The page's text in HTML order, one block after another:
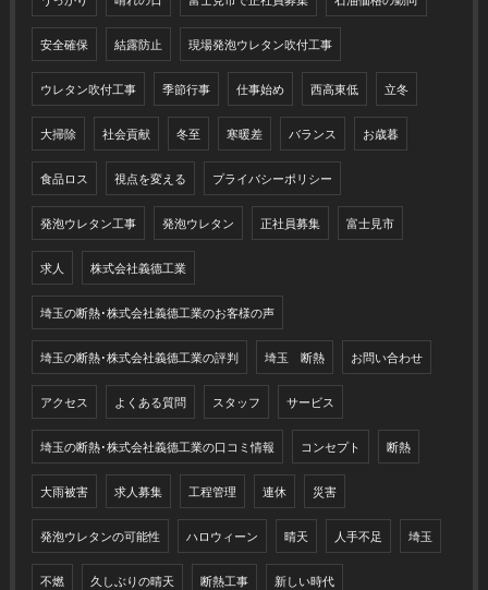
安全確保 結露防止 現場発泡ウレタン吹付工事
ウレタン吹付工事 季節行事 仕事始め 西高東低 立冬
大掃除 社会貢献 冬至 寒暖差 バランス お歳暮
食品ロス 視点を変える プライバシーポリシー
発泡ウレタン工事 発泡ウレタン 正社員募集 富士見市
求人 株式会社義德工業
埼玉の断熱･株式会社義德工業のお客様の声
埼玉の断熱･株式会社義德工業の評判 埼玉 断熱 お問い合わせ
アクセス よくある質問 スタッフ サービス
埼玉の断熱･株式会社義德工業の口コミ情報 コンセプト 断熱
大雨被害 求人募集 工程管理 連休 災害
発泡ウレタンの可能性 ハロウィーン 晴天 人手不足 埼玉
不燃 久しぶりの晴天 断熱工事 新しい時代